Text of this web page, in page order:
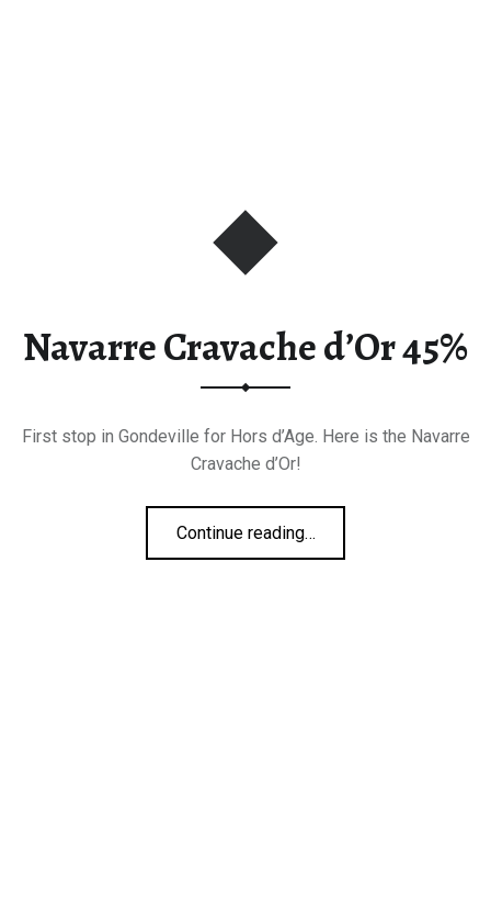
Navarre Cravache d’Or 45%
First stop in Gondeville for Hors d’Age. Here is the Navarre
Cravache d’Or!
Continue reading…